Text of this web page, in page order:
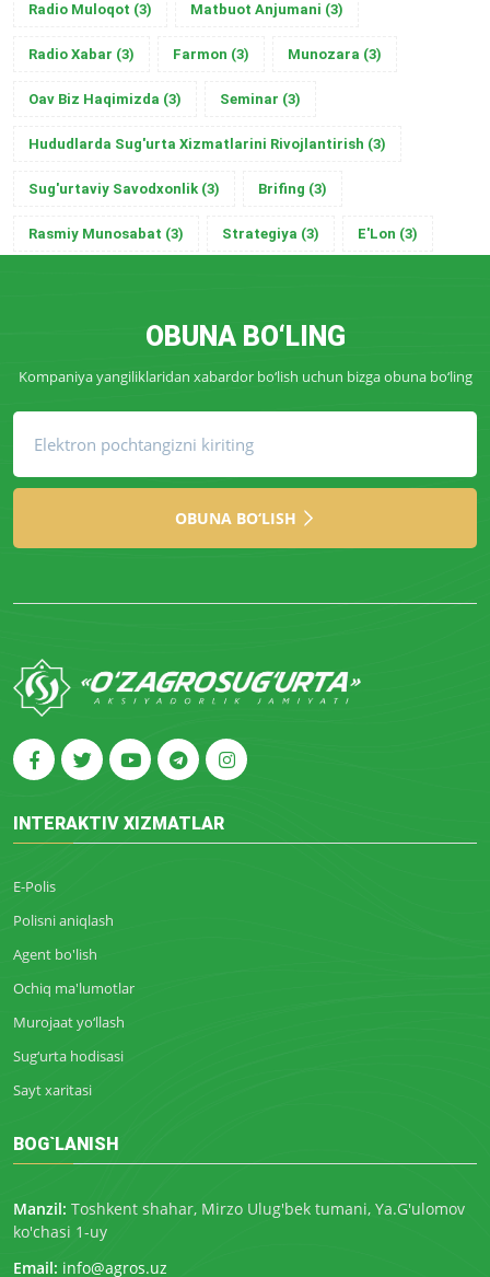
Radio Muloqot (3) Matbuot Anjumani (3)
Radio Xabar (3) Farmon (3) Munozara (3)
Oav Biz Haqimizda (3) Seminar (3)
Hududlarda Sug'urta Xizmatlarini Rivojlantirish (3)
Sug'urtaviy Savodxonlik (3) Brifing (3)
Rasmiy Munosabat (3) Strategiya (3) E'Lon (3)
OBUNA BO‘LING
Kompaniya yangiliklaridan xabardor bo‘lish uchun bizga obuna bo‘ling
OBUNA BO‘LISH
INTERAKTIV XIZMATLAR
E-Polis
Polisni aniqlash
Agent bo'lish
Ochiq ma'lumotlar
Murojaat yo‘llash
Sug‘urta hodisasi
Sayt xaritasi
BOG`LANISH
Manzil: Toshkent shahar, Mirzo Ulug'bek tumani, Ya.G'ulomov
ko'chasi 1-uy
Email: info@agros.uz